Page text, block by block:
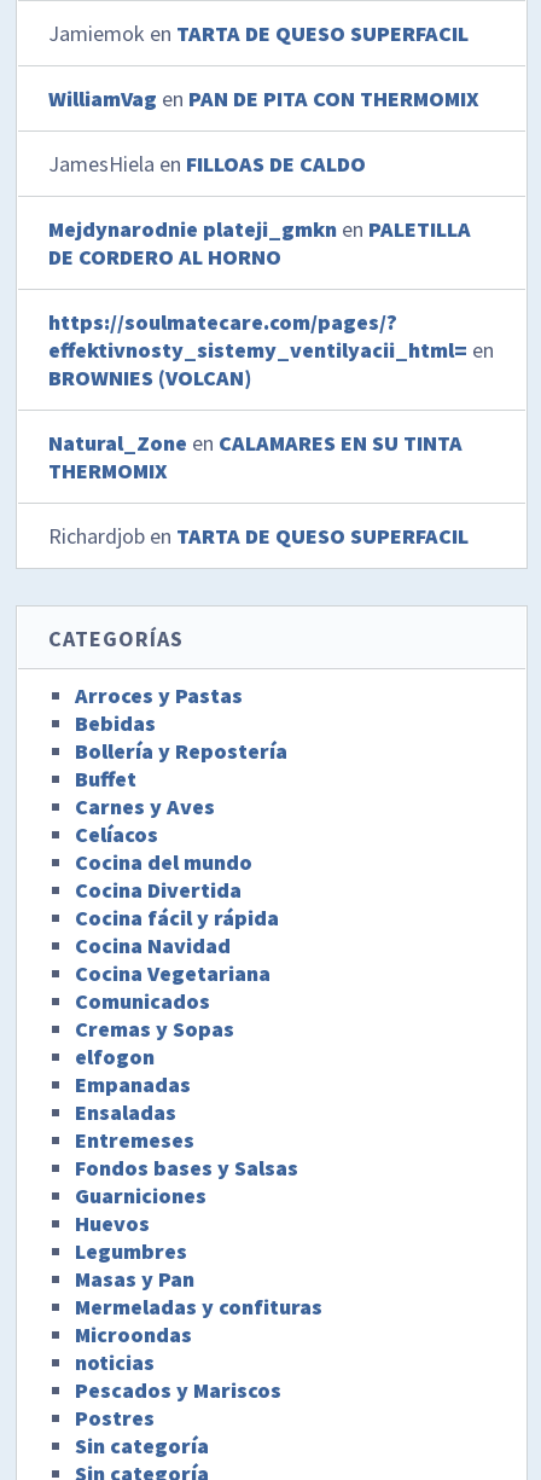
Jamiemok en TARTA DE QUESO SUPERFACIL
WilliamVag en PAN DE PITA CON THERMOMIX
JamesHiela en FILLOAS DE CALDO
Mejdynarodnie plateji_gmkn en PALETILLA
DE CORDERO AL HORNO
https://soulmatecare.com/pages/?
effektivnosty_sistemy_ventilyacii_html= en
BROWNIES (VOLCAN)
Natural_Zone en CALAMARES EN SU TINTA
THERMOMIX
Richardjob en TARTA DE QUESO SUPERFACIL
CATEGORÍAS
Arroces y Pastas
Bebidas
Bollería y Repostería
Buffet
Carnes y Aves
Celíacos
Cocina del mundo
Cocina Divertida
Cocina fácil y rápida
Cocina Navidad
Cocina Vegetariana
Comunicados
Cremas y Sopas
elfogon
Empanadas
Ensaladas
Entremeses
Fondos bases y Salsas
Guarniciones
Huevos
Legumbres
Masas y Pan
Mermeladas y confituras
Microondas
noticias
Pescados y Mariscos
Postres
Sin categoría
Sin categoría